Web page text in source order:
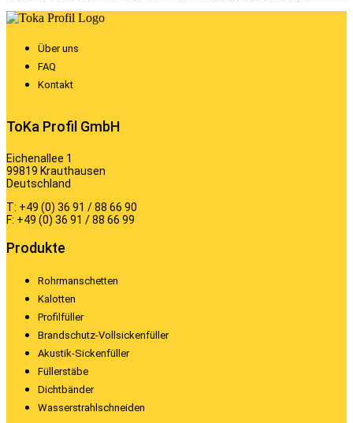
Über uns
FAQ
Kontakt
ToKa Profil GmbH
Eichenallee 1
99819 Krauthausen
Deutschland
T: +49 (0) 36 91 / 88 66 90
F: +49 (0) 36 91 / 88 66 99
Produkte
Rohrmanschetten
Kalotten
Profilfüller
Brandschutz-Vollsickenfüller
Akustik-Sickenfüller
Füllerstäbe
Dichtbänder
Wasserstrahlschneiden